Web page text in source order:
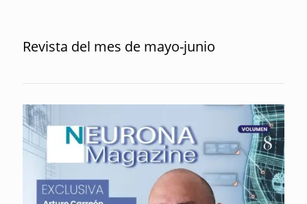
Revista del mes de mayo-junio